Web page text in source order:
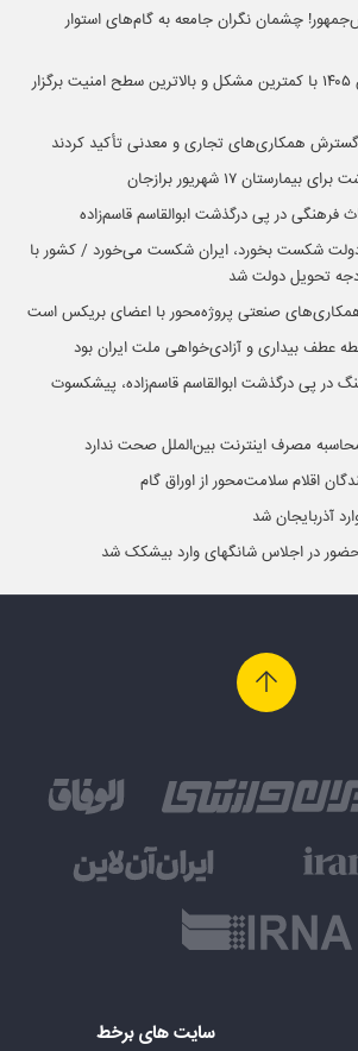
چشمان نگران جامعه به گام‌های استوار
پورجمشیدیان: اربعین ۱۴۰۵ با کمترین مشکل و بالاترین سطح امنیت برگزار
گسترش همکاری‌های تجاری و معدنی تأکید کردند
۱۷ شهریور برازجان
فرهنگی در پی درگذشت ابوالقاسم قاسم‌زاده
شکست بخورد، ایران شکست می‌خورد / کشور با
صنعتی پروژه‌محور با اعضای بریکس است
عطف بیداری و آزادی‌خواهی ملت ایران بود
در پی درگذشت ابوالقاسم قاسم‌زاده، پیشکسوت
مصرف اینترنت بین‌الملل صحت ندارد
اقلام سلامت‌محور از اوراق گام
آذربایجان شد
در اجلاس شانگهای وارد بیشکک شد
سایت های برخط